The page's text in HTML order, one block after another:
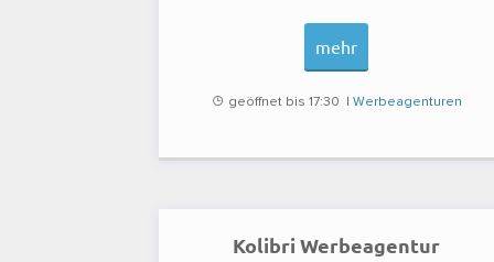
mehr
geöffnet bis 17:30 | Werbeagenturen
Kolibri Werbeagentur